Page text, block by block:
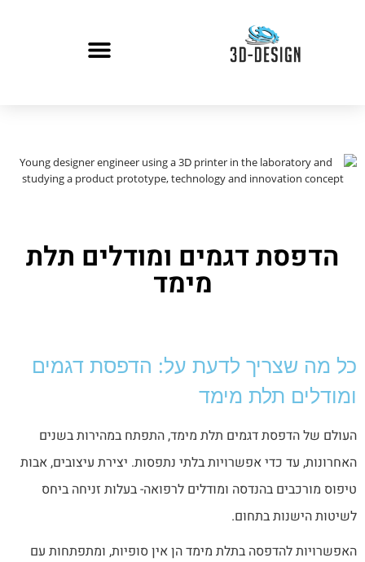
הדפסת דגמים ומודלים תלת
מימד
כל מה שצריך לדעת על: הדפסת דגמים
ומודלים תלת מימד
העולם של הדפסת דגמים תלת מימד, התפתח במהירות בשנים
האחרונות, עד כדי אפשרויות בלתי נתפסות. יצירת עיצובים, אבות
טיפוס מורכבים בהנדסה ומודלים לרפואה- בעלות זניחה ביחס
לשיטות הישנות בתחום.
האפשרויות להדפסה בתלת מימד הן אין סופיות, ומתפתחות עם